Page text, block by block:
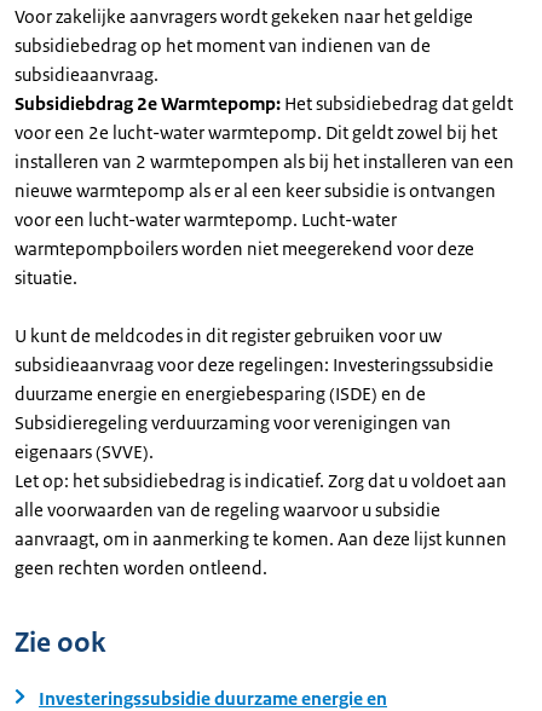
Voor zakelijke aanvragers wordt gekeken naar het geldige
subsidiebedrag op het moment van indienen van de
subsidieaanvraag.
Subsidiebdrag 2e Warmtepomp: Het subsidiebedrag dat geldt
voor een 2e lucht-water warmtepomp. Dit geldt zowel bij het
installeren van 2 warmtepompen als bij het installeren van een
nieuwe warmtepomp als er al een keer subsidie is ontvangen
voor een lucht-water warmtepomp. Lucht-water
warmtepompboilers worden niet meegerekend voor deze
situatie.
U kunt de meldcodes in dit register gebruiken voor uw
subsidieaanvraag voor deze regelingen: Investeringssubsidie
duurzame energie en energiebesparing (ISDE) en de
Subsidieregeling verduurzaming voor verenigingen van
eigenaars (SVVE).
Let op: het subsidiebedrag is indicatief. Zorg dat u voldoet aan
alle voorwaarden van de regeling waarvoor u subsidie
aanvraagt, om in aanmerking te komen. Aan deze lijst kunnen
geen rechten worden ontleend.
Zie ook
Investeringssubsidie duurzame energie en